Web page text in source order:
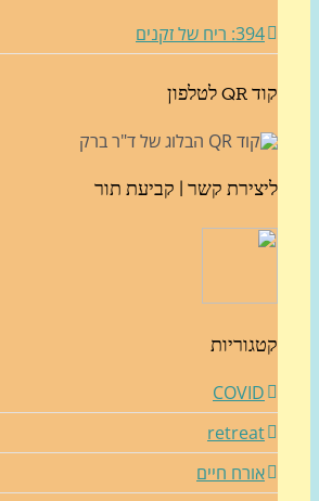
קשר | קביעת תור
חיים